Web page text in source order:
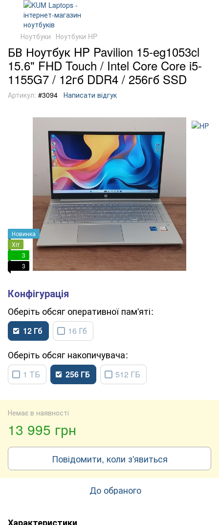
Ноутбуки Ноутбуки HP
БВ Ноутбук HP Pavilion 15-eg1053cl
15.6" FHD Touch / Intel Core Core i5-
1155G7 / 12гб DDR4 / 256гб SSD
Артикул: #3094 Написати відгук
Новинка
Хіт
3
3
обсяг оперативної пам'яті
12 Гб 16 Гб
обсяг накопичувача
1 ТБ 256 ГБ 512 ГБ
Немає в наявності
13 995 грн
Повідомити, коли з'явиться
До обраного
Характеристики